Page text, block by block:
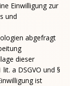
Einwilligung zur
und
abgefragt
dieser
lit. a DSGVO und §
ist